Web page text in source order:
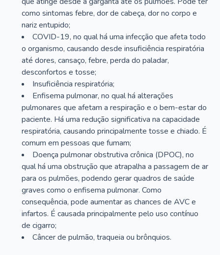
como sintomas febre, dor de cabeça, dor no corpo e
nariz entupido;
COVID-19, no qual há uma infecção que afeta todo
o organismo, causando desde insuficiência respiratória
até dores, cansaço, febre, perda do paladar,
desconfortos e tosse;
Insuficiência respiratória;
Enfisema pulmonar, no qual há alterações
pulmonares que afetam a respiração e o bem-estar do
paciente. Há uma redução significativa na capacidade
respiratória, causando principalmente tosse e chiado. É
comum em pessoas que fumam;
Doença pulmonar obstrutiva crônica (DPOC), no
qual há uma obstrução que atrapalha a passagem de ar
para os pulmões, podendo gerar quadros de saúde
graves como o enfisema pulmonar. Como
consequência, pode aumentar as chances de AVC e
infartos. É causada principalmente pelo uso contínuo
de cigarro;
Câncer de pulmão, traqueia ou brônquios.